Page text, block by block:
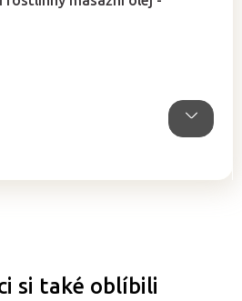
si také oblíbili